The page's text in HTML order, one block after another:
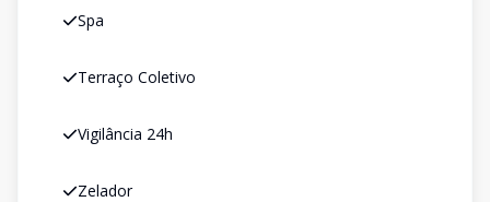
Spa
Terraço Coletivo
Vigilância 24h
Zelador